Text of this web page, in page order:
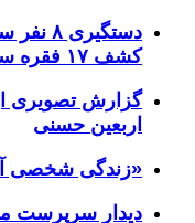
کشف ۱۷ فقره سرقت
گزارش تصویری
اربعین حسنی
«زندگی شخصی
دیدار سرپرست